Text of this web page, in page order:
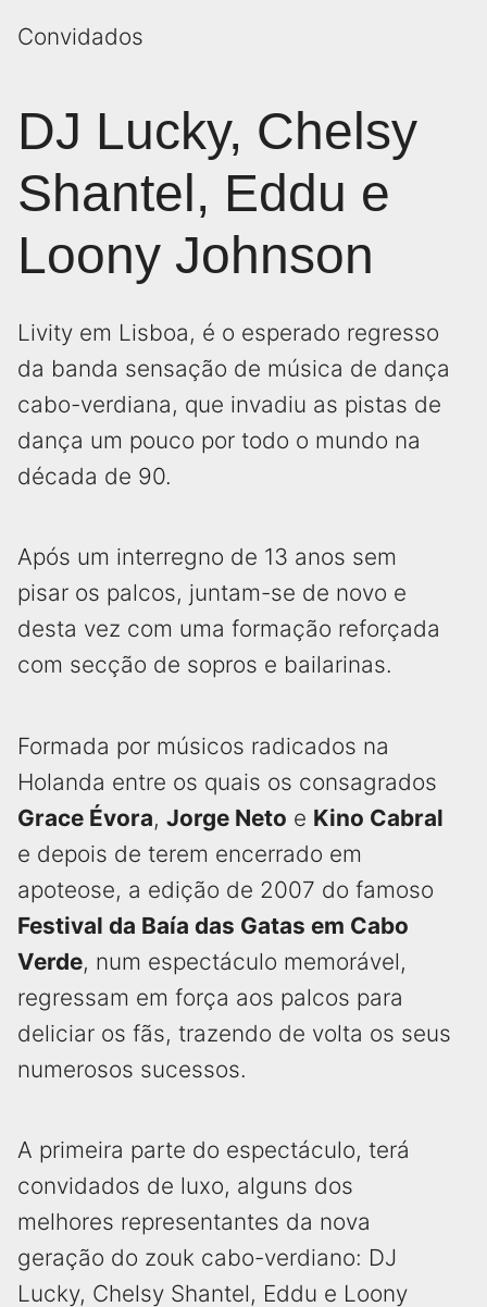
Convidados
DJ Lucky, Chelsy
Shantel, Eddu e
Loony Johnson
Livity em Lisboa, é o esperado regresso
da banda sensação de música de dança
cabo-verdiana, que invadiu as pistas de
dança um pouco por todo o mundo na
década de 90.
Após um interregno de 13 anos sem
pisar os palcos, juntam-se de novo e
desta vez com uma formação reforçada
com secção de sopros e bailarinas.
Formada por músicos radicados na
Holanda entre os quais os consagrados
Grace Évora, Jorge Neto e Kino Cabral
e depois de terem encerrado em
apoteose, a edição de 2007 do famoso
Festival da Baía das Gatas em Cabo
Verde, num espectáculo memorável,
regressam em força aos palcos para
deliciar os fãs, trazendo de volta os seus
numerosos sucessos.
A primeira parte do espectáculo, terá
convidados de luxo, alguns dos
melhores representantes da nova
geração do zouk cabo-verdiano: DJ
Lucky, Chelsy Shantel, Eddu e Loony